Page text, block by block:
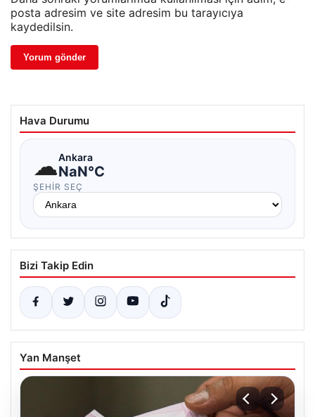
posta adresim ve site adresim bu tarayıcıya
kaydedilsin.
Hava Durumu
☁Ankara
NaN°C
ŞEHIR SEÇ
Bizi Takip Edin
Yan Manşet